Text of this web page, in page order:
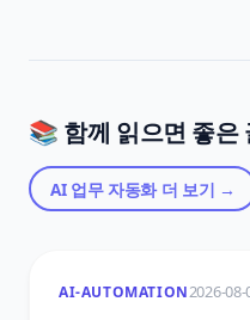
📚 함께 읽으면 좋
AI 업무 자동화더 보기 →
AI-AUTOMATION2026-08-